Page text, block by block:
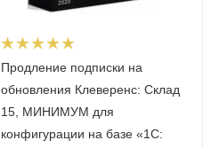
Продление подписки на
обновления Клеверенс: Склад
15, МИНИМУМ для
конфигурации на базе «1С: